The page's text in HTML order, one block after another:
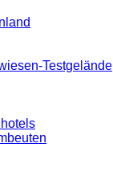
Testgelände